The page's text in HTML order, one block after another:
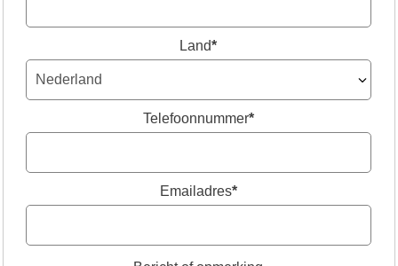
Land*
Telefoonnummer*
Emailadres*